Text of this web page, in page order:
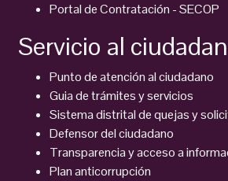
Portal de Contratación - SECOP
Servicio al
Punto de atención al ciudadano
Guia de trámites y servicios
Sistema distrital de quejas y
Defensor del ciudadano
Transparencia y acceso a
Plan anticorrupción